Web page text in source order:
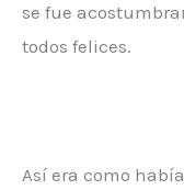
se fue
todos felices.
Así era como